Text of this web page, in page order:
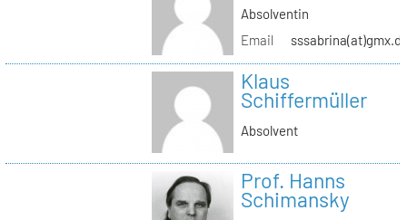
Absolventin
Email
Klaus
Schiffermüller
Absolvent
Prof. Hanns
Schimansky